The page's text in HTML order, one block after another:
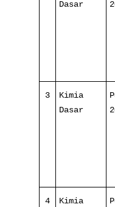
Dasar
3
Kimia
Dasar
4
Kimia